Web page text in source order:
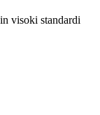
visoki standardi